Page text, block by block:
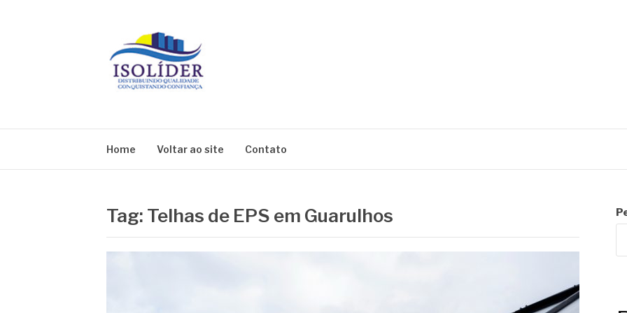
Home Voltar ao site Contato
Tag: Telhas de EPS em Guarulhos